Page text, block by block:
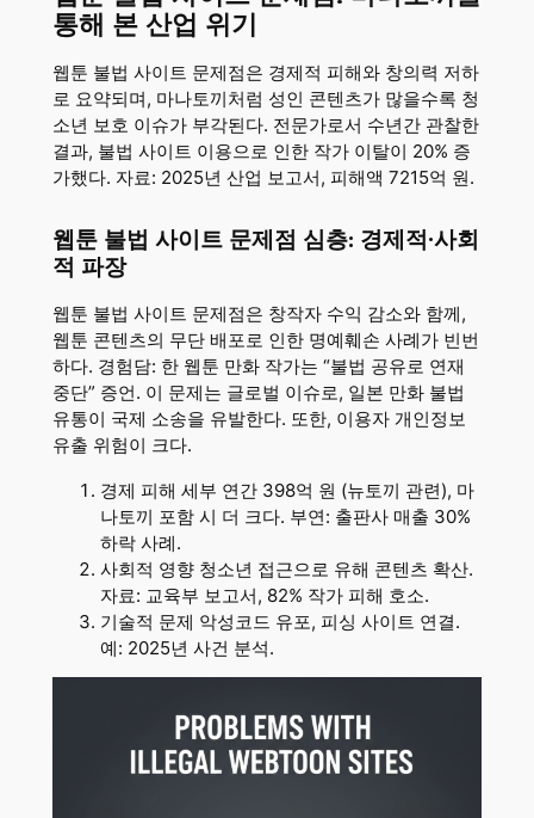
통해 본 산업 위기
웹툰 불법 사이트 문제점은 경제적 피해와 창의력 저하
로 요약되며, 마나토끼처럼 성인 콘텐츠가 많을수록 청
소년 보호 이슈가 부각된다. 전문가로서 수년간 관찰한
결과, 불법 사이트 이용으로 인한 작가 이탈이 20% 증
가했다. 자료: 2025년 산업 보고서, 피해액 7215억 원.
웹툰 불법 사이트 문제점 심층: 경제적·사회
적 파장
웹툰 불법 사이트 문제점은 창작자 수익 감소와 함께,
웹툰 콘텐츠의 무단 배포로 인한 명예훼손 사례가 빈번
하다. 경험담: 한 웹툰 만화 작가는 “불법 공유로 연재
중단” 증언. 이 문제는 글로벌 이슈로, 일본 만화 불법
유통이 국제 소송을 유발한다. 또한, 이용자 개인정보
유출 위험이 크다.
경제 피해 세부 연간 398억 원 (뉴토끼 관련), 마
나토끼 포함 시 더 크다. 부연: 출판사 매출 30%
하락 사례.
사회적 영향 청소년 접근으로 유해 콘텐츠 확산.
자료: 교육부 보고서, 82% 작가 피해 호소.
기술적 문제 악성코드 유포, 피싱 사이트 연결.
예: 2025년 사건 분석.